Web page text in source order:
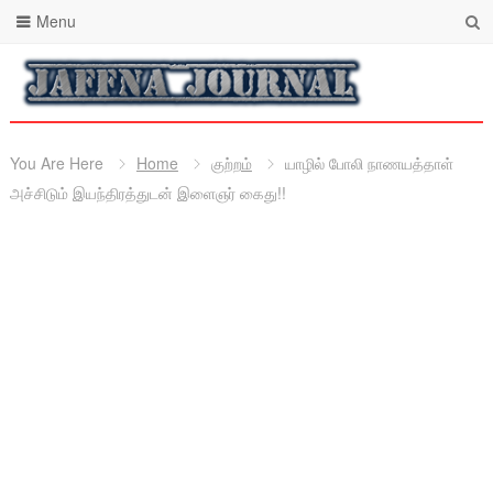
Menu
You Are Here Home குற்றம்
யாழில் போலி நாணயத்தாள்
அச்சிடும் இயந்திரத்துடன் இளைஞர் கைது!!